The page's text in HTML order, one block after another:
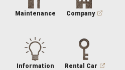
Maintenance Company
Information Rental Car